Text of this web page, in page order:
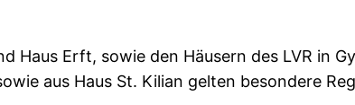
Haus Erft, sowie den Häusern des LVR in
aus Haus St. Kilian gelten besondere